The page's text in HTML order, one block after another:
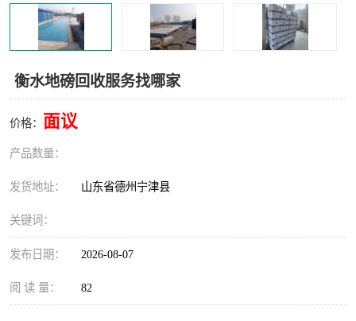
衡水地磅回收服务找哪家
价格： 面议
产品数量：
发货地址： 山东省德州宁津县
关键词：
发布日期： 2026-08-07
阅 读 量： 82
塑料撕碎机